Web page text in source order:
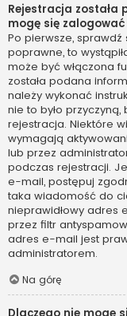
Rejestracja została
mogę się
Po pierwsze, sprawdź
poprawne, to
może być włączona
została podana
należy wykonać
nie to było
rejestracja. Niektóre
wymagają
lub przez
podczas rejestracji.
e-mail, postępuj
taka wiadomość do
nieprawidłowy adres
przez filtr
adres e-mail jest
administratorem.
Na górę